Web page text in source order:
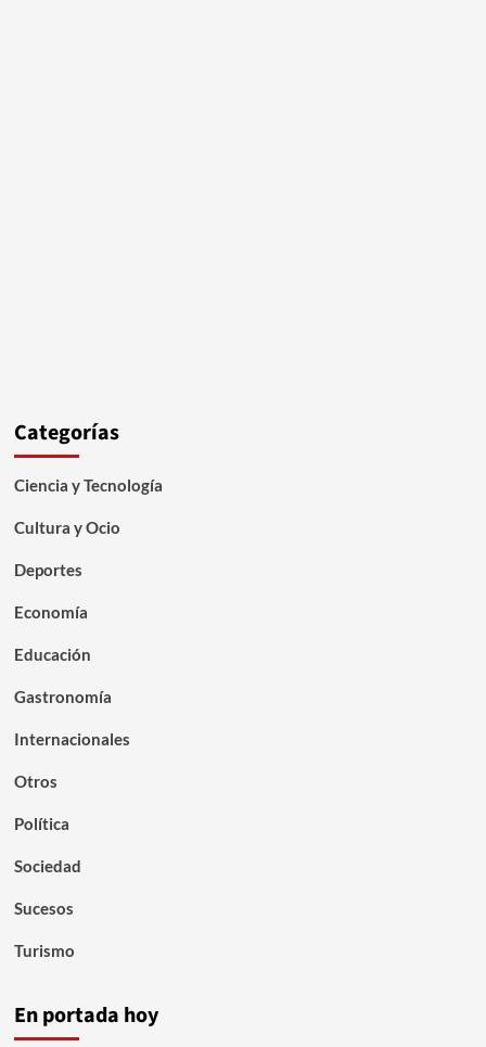
Categorías
Ciencia y Tecnología
Cultura y Ocio
Deportes
Economía
Educación
Gastronomía
Internacionales
Otros
Política
Sociedad
Sucesos
Turismo
En portada hoy